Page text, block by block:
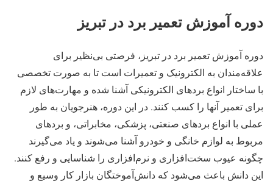
دوره آموزش تعمیر برد در تبریز
دوره آموزش تعمیر برد در تبریز، فرصتی بی‌نظیر برای
علاقه‌مندان به الکترونیک و تعمیرات است تا به صورت تخصصی
با ساختار انواع بردهای الکترونیکی آشنا شده و مهارت‌های لازم
برای تعمیر آنها را کسب کنند. در این دوره، هنرجویان به طور
عملی با انواع بردهای صنعتی، پزشکی، مخابراتی، و بردهای
مربوط به لوازم خانگی و خودرو آشنا می‌شوند و یاد می‌گیرند
چگونه عیوب سخت‌افزاری و نرم‌افزاری را شناسایی و رفع کنند.
این دانش باعث می‌شود که دانش‌آموختگان بازار کار وسیع و